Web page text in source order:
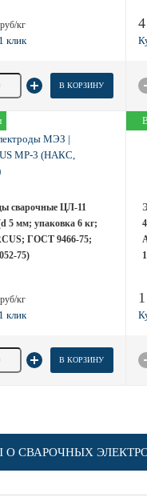
руб/кг
товара В КОРЗИНУ
сварочные ЦЛ-11
5 мм; упаковка 6 кг;
ГОСТ 9466-75;
75)
руб/кг
товара В КОРЗИНУ
О СВАРОЧНЫХ